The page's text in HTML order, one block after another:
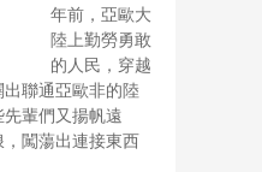
年前，亞歐大
陸上勤勞勇敢
的人民，穿越
聯通亞歐非的陸
先輩們又揚帆遠
闖蕩出連接東西